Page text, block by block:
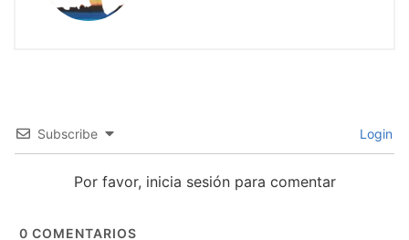
Subscribe Login
Por favor, inicia sesión para comentar
0 COMENTARIOS